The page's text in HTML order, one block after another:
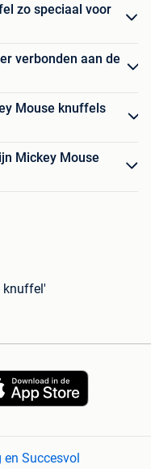
zo speciaal voor
verbonden aan de
Mouse knuffels
Mickey Mouse
knuffel'
en Succesvol